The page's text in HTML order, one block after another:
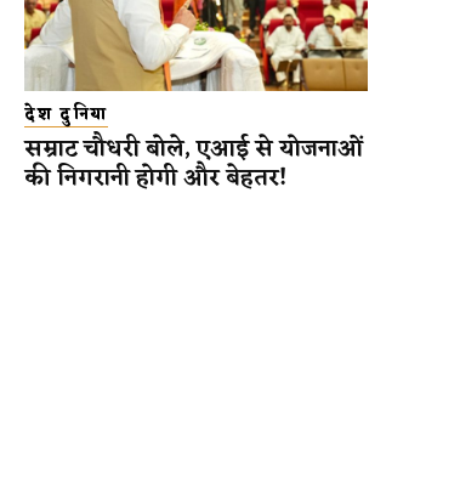
देश दुनिया
सम्राट चौधरी बोले, एआई से योजनाओं
की निगरानी होगी और बेहतर!